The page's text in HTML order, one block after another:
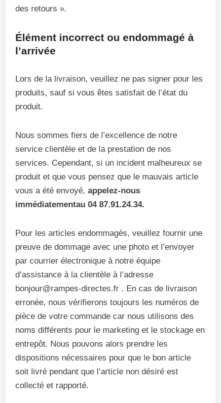
des retours ».
Élément incorrect ou endommagé à
l’arrivée
Lors de la livraison, veuillez ne pas signer pour les
produits, sauf si vous êtes satisfait de l’état du
produit.
Nous sommes fiers de l’excellence de notre
service clientèle et de la prestation de nos
services. Cependant, si un incident malheureux se
produit et que vous pensez que le mauvais article
vous a été envoyé,appelez-nous
immédiatementau 04 87.91.24.34.
Pour les articles endommagés, veuillez fournir une
preuve de dommage avec une photo et l’envoyer
par courrier électronique à notre équipe
d’assistance à la clientèle à l’adresse
bonjour@rampes-directes.fr . En cas de livraison
erronée, nous vérifierons toujours les numéros de
pièce de votre commande car nous utilisons des
noms différents pour le marketing et le stockage en
entrepôt. Nous pouvons alors prendre les
dispositions nécessaires pour que le bon article
soit livré pendant que l’article non désiré est
collecté et rapporté.